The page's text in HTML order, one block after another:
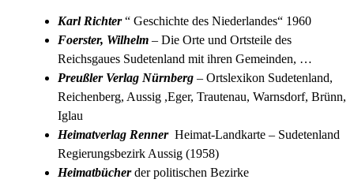
Karl Richter“ Geschichte des Niederlandes“ 1960
Foerster, Wilhelm – Die Orte und Ortsteile des
Reichsgaues Sudetenland mit ihren Gemeinden, …
Preußler Verlag Nürnberg – Ortslexikon Sudetenland,
Reichenberg, Aussig ,Eger, Trautenau, Warnsdorf, Brünn,
Iglau
Heimatverlag Renner Heimat-Landkarte – Sudetenland
Regierungsbezirk Aussig (1958)
Heimatbücherder politischen Bezirke